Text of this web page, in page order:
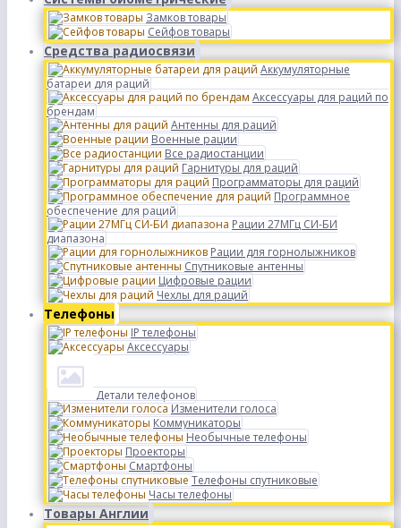
Замков товары
Сейфов товары
Средства радиосвязи
Аккумуляторные
батареи для раций
Аксессуары для раций по
брендам
Антенны для раций
Военные рации
Все радиостанции
Гарнитуры для раций
Программаторы для раций
Программное
обеспечение для раций
Рации 27МГц СИ-БИ
диапазона
Рации для горнолыжников
Спутниковые антенны
Цифровые рации
Чехлы для раций
Телефоны
IP телефоны
Аксессуары
Детали телефонов
Изменители голоса
Коммуникаторы
Необычные телефоны
Проекторы
Смартфоны
Телефоны спутниковые
Часы телефоны
Товары Англии